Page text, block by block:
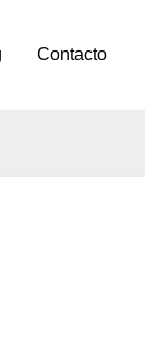
Contacto